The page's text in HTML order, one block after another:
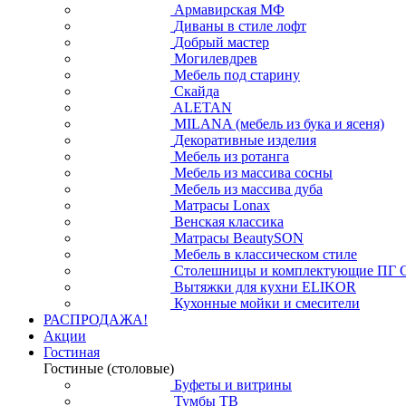
Армавирская МФ
Диваны в стиле лофт
Добрый мастер
Могилевдрев
Мебель под старину
Скайда
ALETAN
MILANA (мебель из бука и ясеня)
Декоративные изделия
Мебель из ротанга
Мебель из массива сосны
Мебель из массива дуба
Матрасы Lonax
Венская классика
Матрасы BeautySON
Мебель в классическом стиле
Столешницы и комплектующие ПГ
Вытяжки для кухни ELIKOR
Кухонные мойки и смесители
РАСПРОДАЖА!
Акции
Гостиная
Гостиные (столовые)
Буфеты и витрины
Тумбы ТВ